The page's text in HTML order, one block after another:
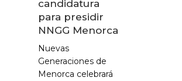
candidatura
para presidir
NNGG Menorca
Nuevas
Generaciones de
Menorca celebrará